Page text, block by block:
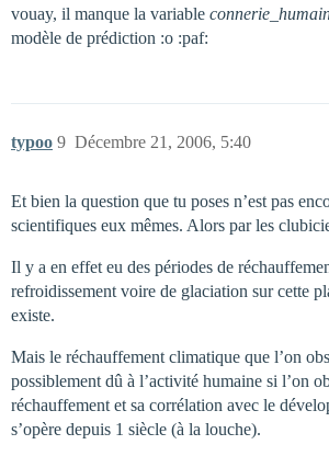
vouay, il manque la variable
modèle de prédiction :o :paf:
typoo Décembre 21, 2006, 5:40
9
Et bien la question que tu poses n’est pas
scientifiques eux mêmes. Alors par les
Il y a en effet eu des périodes de
refroidissement voire de glaciation sur cette
existe.
Mais le réchauffement climatique que l’on
possiblement dû à l’activité humaine si l’on
réchauffement et sa corrélation avec le
s’opère depuis 1 siècle (à la louche).